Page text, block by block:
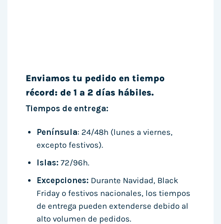
Enviamos tu pedido en tiempo
récord: de 1 a 2 días hábiles.
Tiempos de entrega:
Península: 24/48h (lunes a viernes,
excepto festivos).
Islas: 72/96h.
Excepciones: Durante Navidad, Black
Friday o festivos nacionales, los tiempos
de entrega pueden extenderse debido al
alto volumen de pedidos.